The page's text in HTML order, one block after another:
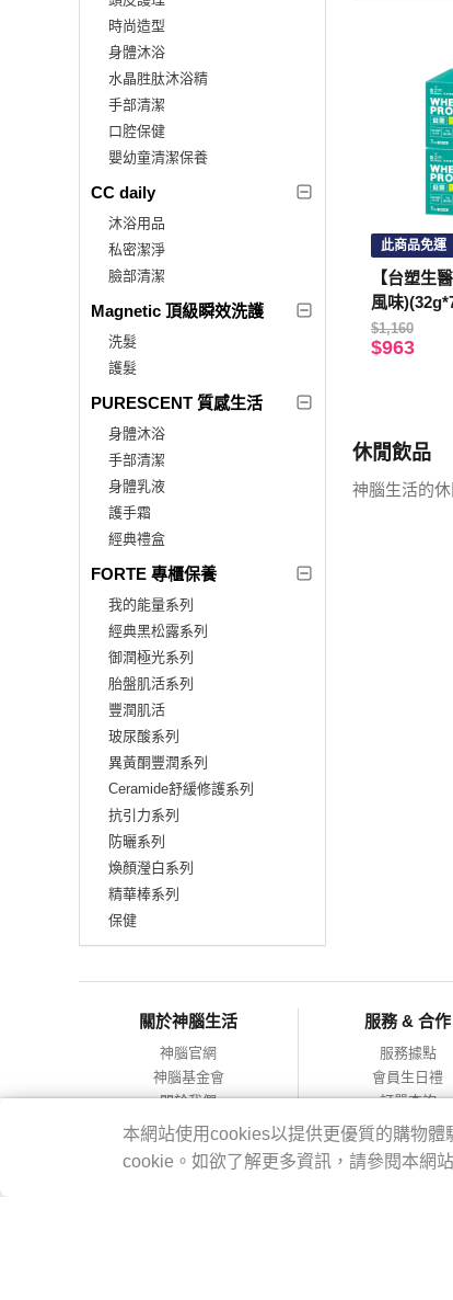
時尚造型
身體沐浴
水晶胜肽沐浴精
手部清潔
口腔保健
嬰幼童清潔保養
CC daily
沐浴用品
私密潔淨
臉部清潔
Magnetic 頂級瞬效洗護
洗髮
護髮
PURESCENT 質感生活
身體沐浴
手部清潔
身體乳液
護手霜
經典禮盒
FORTE 專櫃保養
我的能量系列
經典黑松露系列
御潤極光系列
胎盤肌活系列
豐潤肌活
玻尿酸系列
異黃酮豐潤系列
Ceramide舒緩修護系列
抗引力系列
防曬系列
煥顏瀅白系列
精華棒系列
保健
此商品免運
【台塑生
風味
$1,160
$963
休閒飲品
神腦生活的
關於神腦生活
神腦官網
神腦基金會
關於我們
會員服務條款
隱私權政策
網站導覽
服務 & 合作
服務據點
會員生日禮
訂單查詢
合作提案
本網站使用cookies以提供更優質的購物
cookie。如欲了解更多資訊，請參閱本網